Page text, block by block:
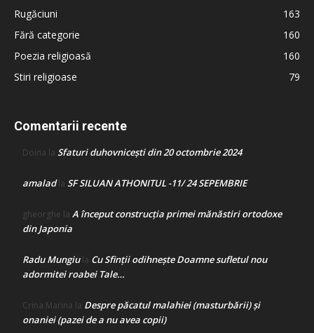
Rugăciuni
163
Fără categorie
160
Poezia religioasă
160
Stiri religioase
79
Comentarii recente
Doina la Sfaturi duhovnicești din 20 octombrie 2024
amaladla SF SILUAN ATHONITUL -11/ 24 SEPEMBRIE
gheorghe la A început construcţia primei mănăstiri ortodoxe
din Japonia
Radu Mungiula Cu Sfinții odihnește Doamne sufletul nou
adormitei roabei Tale…
Crina Marina la Despre păcatul malahiei (masturbării) şi
onaniei (pazei de a nu avea copii)